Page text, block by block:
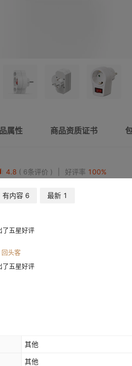
属性 商品资质证书
4.8 6条评价 好评率 100%
有内容 6 最新 1
了五星好评
回头客
了五星好评
其他
其他